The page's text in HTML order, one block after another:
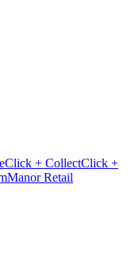
Click + CollectClick +
Manor Retail